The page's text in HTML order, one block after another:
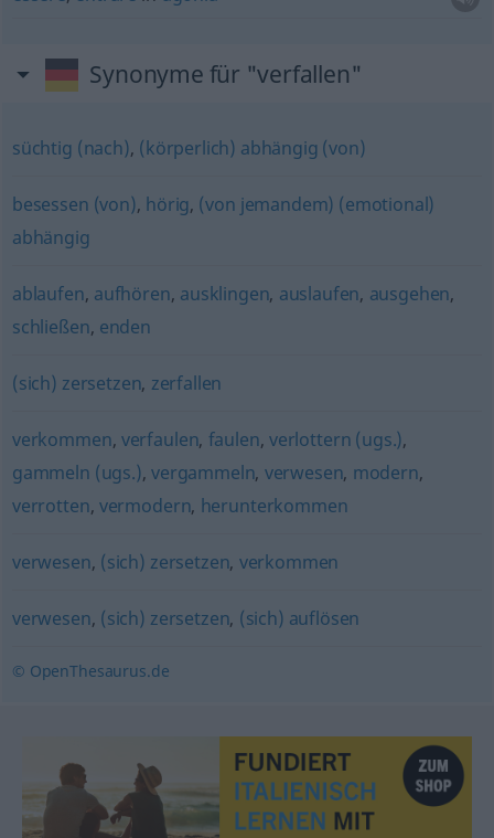
Synonyme für "verfallen"
süchtig (nach), (körperlich) abhängig (von)
besessen (von), hörig, (von jemandem) (emotional)
abhängig
ablaufen, aufhören, ausklingen, auslaufen, ausgehen,
schließen, enden
(sich) zersetzen, zerfallen
verkommen, verfaulen, faulen, verlottern (ugs.),
gammeln (ugs.), vergammeln, verwesen, modern,
verrotten, vermodern, herunterkommen
verwesen, (sich) zersetzen, verkommen
verwesen, (sich) zersetzen, (sich) auflösen
© OpenThesaurus.de